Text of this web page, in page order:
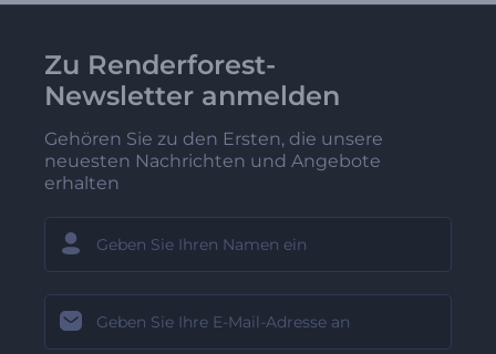
Zu Renderforest-
Newsletter anmelden
Gehören Sie zu den Ersten, die unsere
neuesten Nachrichten und Angebote
erhalten